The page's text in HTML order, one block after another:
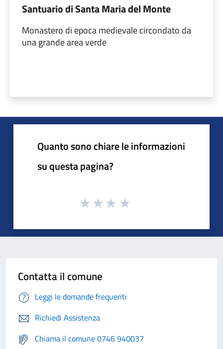
Santuario di Santa Maria del Monte
Monastero di epoca medievale circondato da
una grande area verde
Quanto sono chiare le informazioni
su questa pagina?
Contatta il comune
Leggi le domande frequenti
Richiedi Assistenza
Chiama il comune 0746 940037